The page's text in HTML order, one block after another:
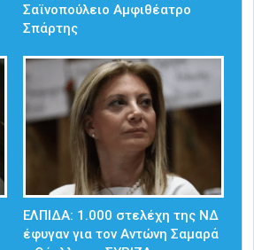
Σαϊνοπούλειο Αμφιθέατρο
Σπάρτης
ΕΛΠΙΔΑ: 1.000 στελέχη της ΝΔ
έφυγαν για τον Αντώνη Σαμαρά